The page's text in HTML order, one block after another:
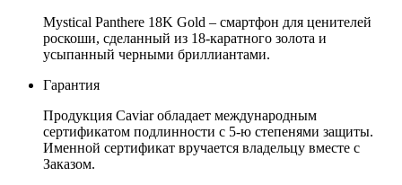
Mystical Panthere 18K Gold – смартфон для ценителей
роскоши, сделанный из 18-каратного золота и
усыпанный черными бриллиантами.
Гарантия
Продукция Caviar обладает международным
сертификатом подлинности с 5-ю степенями защиты.
Именной сертификат вручается владельцу вместе с
Заказом.